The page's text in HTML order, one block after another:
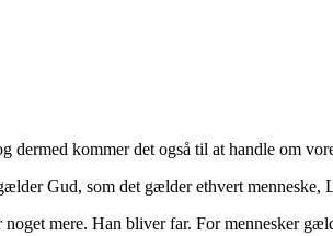
kommer det også til at handle om
Gud, som det gælder ethvert menneske,
mere. Han bliver far. For mennesker